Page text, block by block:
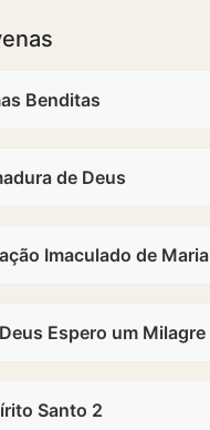
Benditas
de Deus
Imaculado de Maria
Espero um Milagre
Santo 2